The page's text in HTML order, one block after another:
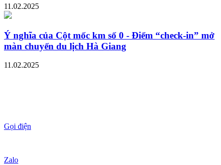
11.02.2025
Ý nghĩa của Cột mốc km số 0 - Điểm “check-in” mở
màn chuyến du lịch Hà Giang
11.02.2025
Gọi điện
Zalo